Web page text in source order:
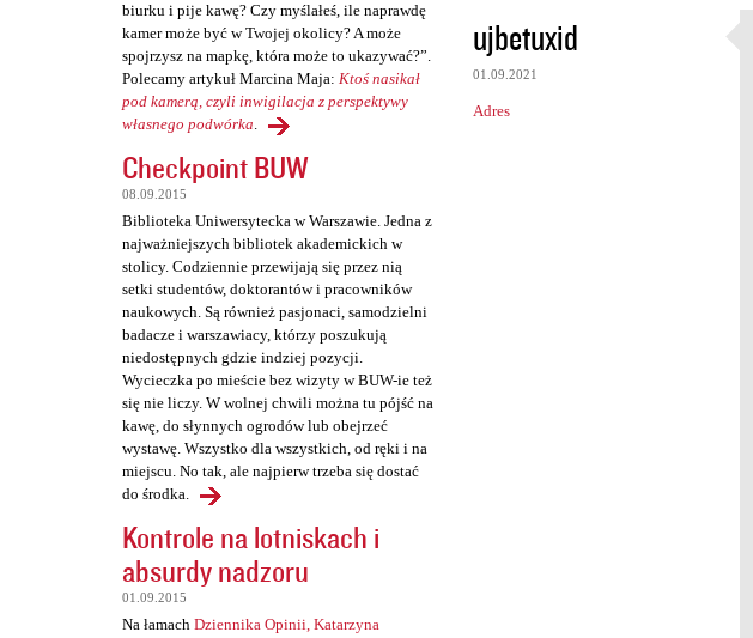
biurku i pije kawę? Czy myślałeś, ile naprawdę
kamer może być w Twojej okolicy? A może
spojrzysz na mapkę, która może to ukazywać?”.
Polecamy artykuł Marcina Maja: Ktoś nasikał
pod kamerą, czyli inwigilacja z perspektywy
własnego podwórka.
Checkpoint BUW
08.09.2015
Biblioteka Uniwersytecka w Warszawie. Jedna z
najważniejszych bibliotek akademickich w
stolicy. Codziennie przewijają się przez nią
setki studentów, doktorantów i pracowników
naukowych. Są również pasjonaci, samodzielni
badacze i warszawiacy, którzy poszukują
niedostępnych gdzie indziej pozycji.
Wycieczka po mieście bez wizyty w BUW-ie też
się nie liczy. W wolnej chwili można tu pójść na
kawę, do słynnych ogrodów lub obejrzeć
wystawę. Wszystko dla wszystkich, od ręki i na
miejscu. No tak, ale najpierw trzeba się dostać
do środka.
Kontrole na lotniskach i
absurdy nadzoru
01.09.2015
Na łamach Dziennika Opinii, Katarzyna
K
o
m
e
ujbetuxid
01.09.2021
Adres